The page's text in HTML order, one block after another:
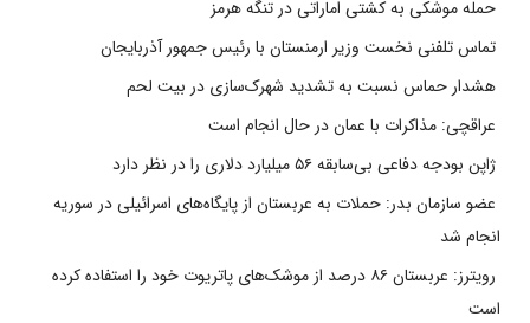
حمله موشکی به کشتی اماراتی در تنگه هرمز
تماس تلفنی نخست وزیر ارمنستان با رئیس جمهور آذربایجان
هشدار حماس نسبت به تشدید شهرک‌سازی در بیت‌ لحم
عراقچی: مذاکرات با عمان در حال انجام است
ژاپن بودجه دفاعی بی‌سابقه ۵۶ میلیارد دلاری را در نظر دارد
عضو سازمان بدر: حملات به عربستان از پایگاه‌های اسرائیلی در سوریه
انجام شد
رویترز: عربستان ۸۶ درصد از موشک‌های پاتریوت خود را استفاده کرده
است